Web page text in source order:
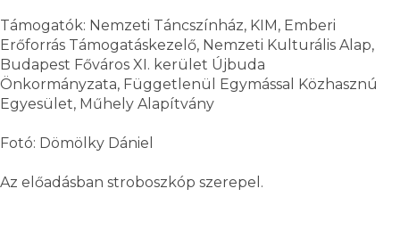
Támogatók: Nemzeti Táncszínház, KIM, Emberi
Erőforrás Támogatáskezelő, Nemzeti Kulturális Alap,
Budapest Főváros XI. kerület Újbuda
Önkormányzata, Függetlenül Egymással Közhasznú
Egyesület, Műhely Alapítvány
Fotó: Dömölky Dániel
Az előadásban stroboszkóp szerepel.